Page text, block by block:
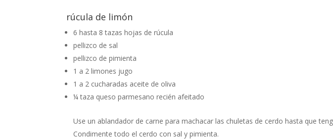
rúcula de limón
6 hasta 8 tazas hojas de rúcula
pellizco de sal
pellizco de pimienta
1 a 2 limones jugo
1 a 2 cucharadas aceite de oliva
¼ taza queso parmesano recién afeitado
Use un ablandador de carne para machacar las chuletas de cerdo hasta que
Condimente todo el cerdo con sal y pimienta.